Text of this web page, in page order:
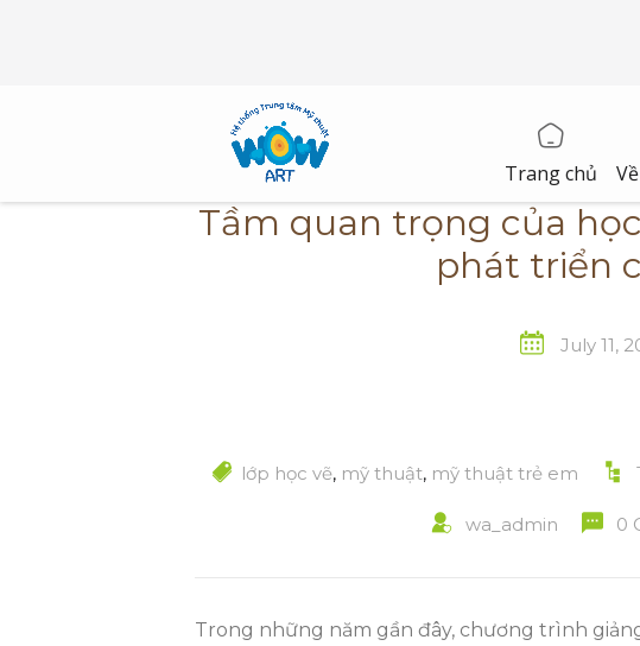
Trang chủ
Tầm quan trọng của
phát triển
July 11,
lớp học vẽ, mỹ thuật, mỹ thuật trẻ em
wa_admin 0
Trong những năm gần đây, chương trình